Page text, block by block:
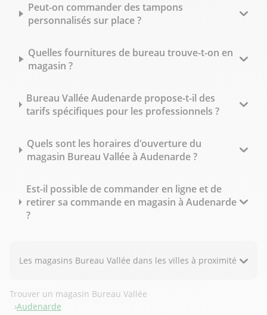
Peut-on commander des tampons
personnalisés sur place ?
Quelles fournitures de bureau trouve-t-on en
magasin ?
Bureau Vallée Audenarde propose-t-il des
tarifs spécifiques pour les professionnels ?
Quels sont les horaires d'ouverture du
magasin Bureau Vallée à Audenarde ?
Est-il possible de commander en ligne et de
retirer sa commande en magasin à Audenarde
?
Les magasins Bureau Vallée dans les villes à proximité
Trouver un magasin Bureau Vallée
Audenarde